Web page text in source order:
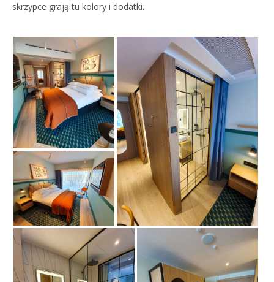
skrzypce grają tu kolory i dodatki.